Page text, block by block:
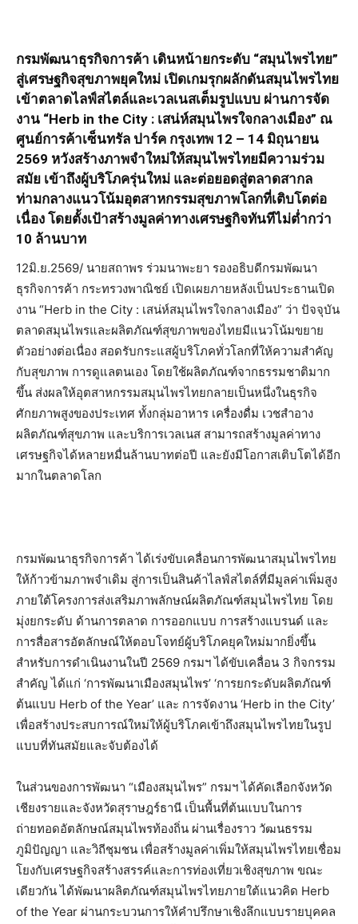
กรมพัฒนาธุรกิจการค้า เดินหน้ายกระดับ “สมุนไพรไทย”
สู่เศรษฐกิจสุขภาพยุคใหม่ เปิดเกมรุกผลักดันสมุนไพรไทย
เข้าตลาดไลฟ์สไตล์และเวลเนสเต็มรูปแบบ ผ่านการจัด
งาน “Herb in the City : เสน่ห์สมุนไพรใจกลางเมือง” ณ
ศูนย์การค้าเซ็นทรัล ปาร์ค กรุงเทพ 12 – 14 มิถุนายน
2569 หวังสร้างภาพจำใหม่ให้สมุนไพรไทยมีความร่วม
สมัย เข้าถึงผู้บริโภครุ่นใหม่ และต่อยอดสู่ตลาดสากล
ท่ามกลางแนวโน้มอุตสาหกรรมสุขภาพโลกที่เติบโตต่อ
เนื่อง โดยตั้งเป้าสร้างมูลค่าทางเศรษฐกิจทันทีไม่ต่ำกว่า
10 ล้านบาท
12มิ.ย.2569/ นายสถาพร ร่วมนาพะยา รองอธิบดีกรมพัฒนา
ธุรกิจการค้า กระทรวงพาณิชย์ เปิดเผยภายหลังเป็นประธานเปิด
งาน “Herb in the City : เสน่ห์สมุนไพรใจกลางเมือง” ว่า ปัจจุบัน
ตลาดสมุนไพรและผลิตภัณฑ์สุขภาพของไทยมีแนวโน้มขยาย
ตัวอย่างต่อเนื่อง สอดรับกระแสผู้บริโภคทั่วโลกที่ให้ความสำคัญ
กับสุขภาพ การดูแลตนเอง โดยใช้ผลิตภัณฑ์จากธรรมชาติมาก
ขึ้น ส่งผลให้อุตสาหกรรมสมุนไพรไทยกลายเป็นหนึ่งในธุรกิจ
ศักยภาพสูงของประเทศ ทั้งกลุ่มอาหาร เครื่องดื่ม เวชสำอาง
ผลิตภัณฑ์สุขภาพ และบริการเวลเนส สามารถสร้างมูลค่าทาง
เศรษฐกิจได้หลายหมื่นล้านบาทต่อปี และยังมีโอกาสเติบโตได้อีก
มากในตลาดโลก
กรมพัฒนาธุรกิจการค้า ได้เร่งขับเคลื่อนการพัฒนาสมุนไพรไทย
ให้ก้าวข้ามภาพจำเดิม สู่การเป็นสินค้าไลฟ์สไตล์ที่มีมูลค่าเพิ่มสูง
ภายใต้โครงการส่งเสริมภาพลักษณ์ผลิตภัณฑ์สมุนไพรไทย โดย
มุ่งยกระดับ ด้านการตลาด การออกแบบ การสร้างแบรนด์ และ
การสื่อสารอัตลักษณ์ให้ตอบโจทย์ผู้บริโภคยุคใหม่มากยิ่งขึ้น
สำหรับการดำเนินงานในปี 2569 กรมฯ ได้ขับเคลื่อน 3 กิจกรรม
สำคัญ ได้แก่ ‘การพัฒนาเมืองสมุนไพร’ ‘การยกระดับผลิตภัณฑ์
ต้นแบบ Herb of the Year’ และ การจัดงาน ‘Herb in the City’
เพื่อสร้างประสบการณ์ใหม่ให้ผู้บริโภคเข้าถึงสมุนไพรไทยในรูป
แบบที่ทันสมัยและจับต้องได้
ในส่วนของการพัฒนา “เมืองสมุนไพร” กรมฯ ได้คัดเลือกจังหวัด
เชียงรายและจังหวัดสุราษฎร์ธานี เป็นพื้นที่ต้นแบบในการ
ถ่ายทอดอัตลักษณ์สมุนไพรท้องถิ่น ผ่านเรื่องราว วัฒนธรรม
ภูมิปัญญา และวิถีชุมชน เพื่อสร้างมูลค่าเพิ่มให้สมุนไพรไทยเชื่อม
โยงกับเศรษฐกิจสร้างสรรค์และการท่องเที่ยวเชิงสุขภาพ ขณะ
เดียวกัน ได้พัฒนาผลิตภัณฑ์สมุนไพรไทยภายใต้แนวคิด Herb
of the Year ผ่านกระบวนการให้คำปรึกษาเชิงลึกแบบรายบุคคล